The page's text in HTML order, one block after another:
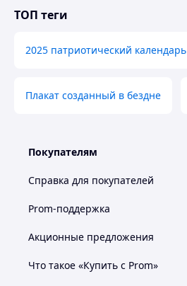
ТОП теги
2025 патриотический календарь
Плакат созданный в бездне
Покупателям
Справка для покупателей
Prom-поддержка
Акционные предложения
Что такое «Купить с Prom»